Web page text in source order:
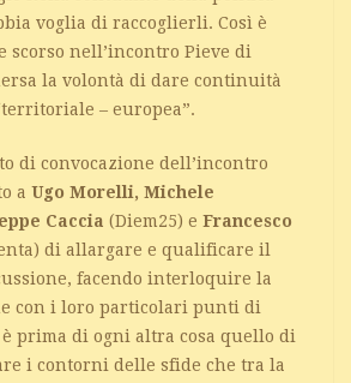
voglia di raccoglierli. Così è
scorso nell’incontro Pieve di
la volontà di dare continuità
– europea”.
di convocazione dell’incontro
a Ugo Morelli, Michele
Caccia (Diem25) e Francesco
di allargare e qualificare il
facendo interloquire la
con i loro particolari punti di
è prima di ogni altra cosa quello di
i contorni delle sfide che tra la